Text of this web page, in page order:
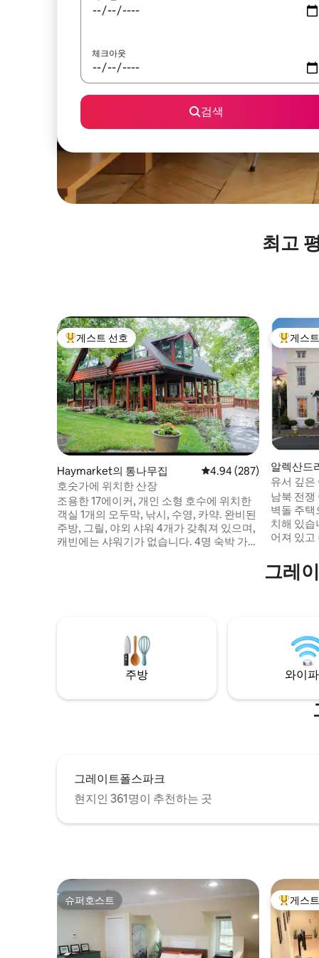
체크아웃
검색
최고
상위 게스트 선호
게스트 선호
Haymarket의 통나무집 평점 4.94점(5점 만점),
4.94 (287)
호숫가에 위치한 산장
조용한 17에이커, 개인 소형 호수에 위치한
객실 1개의 오두막, 낚시, 수영, 카약. 완비된
주방, 그릴, 야외 샤워 4개가 갖춰져 있으며,
캐빈에는 샤워기가 없습니다. 4명 숙박 가
룸에 1개, 메인 도크 및 물가에 2개, 외부 석
재 파티오에 1개
상위 게
게스
알렉산드
유서 깊은
올드타운
남북 전쟁
벽돌 주택
치해 있습
어져 있고
어진 이 3
습니다.
시간 셀
료 주차
그레
주방 와이
그레이트폴스파크
현지인 361명이 추천하는 곳
슈퍼호스트
슈퍼호스트 상위 게
게스